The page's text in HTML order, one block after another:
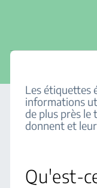
Les étiquettes
informations
de plus près
donnent et
Qu'est-